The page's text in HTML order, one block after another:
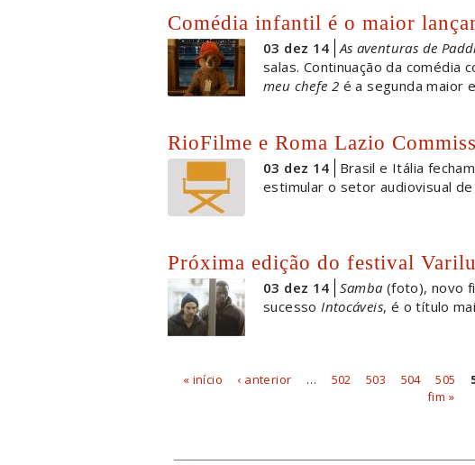
Comédia infantil é o maior
03 dez 14 As aventuras de
salas. Continuação da comédia
meu chefe 2 é a segunda maior
RioFilme e Roma Lazio
03 dez 14
Brasil e Itália
estimular o setor audiovisual
Próxima edição do festival
03 dez 14 Samba (foto), novo
sucesso Intocáveis, é o título
Páginas
« início ‹ anterior … 502 503 504 505
fim »